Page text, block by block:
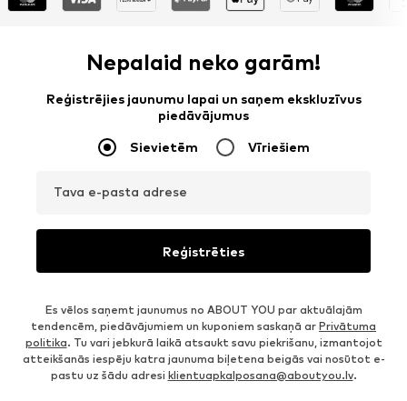
Nepalaid neko garām!
Reģistrējies jaunumu lapai un saņem ekskluzīvus
piedāvājumus
Sievietēm Vīriešiem
Tava e-pasta adrese
Reģistrēties
Es vēlos saņemt jaunumus no ABOUT YOU par aktuālajām
tendencēm, piedāvājumiem un kuponiem saskaņā ar Privātuma
politika. Tu vari jebkurā laikā atsaukt savu piekrišanu, izmantojot
atteikšanās iespēju katra jaunuma biļetena beigās vai nosūtot e-
pastu uz šādu adresi klientuapkalposana@aboutyou.lv.